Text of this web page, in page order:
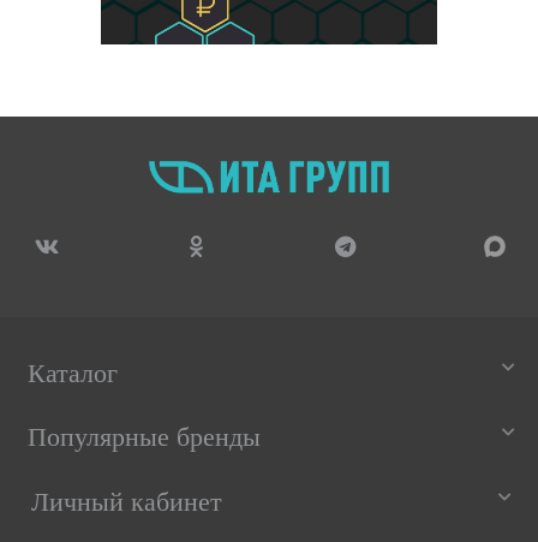
Каталог
Популярные бренды
Личный кабинет